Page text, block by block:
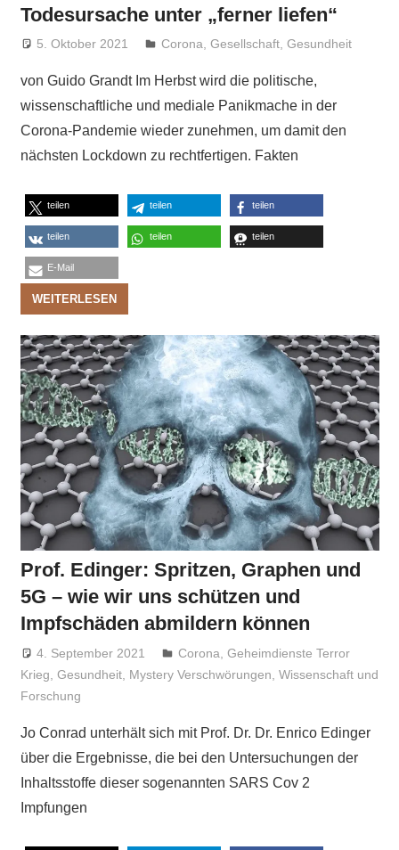
Todesursache unter „ferner liefen“
5. Oktober 2021 Niki Vogt
Corona,Gesellschaft,Gesundheit
von Guido Grandt Im Herbst wird die politische,
wissenschaftliche und mediale Panikmache in der
Corona-Pandemie wieder zunehmen, um damit den
nächsten Lockdown zu rechtfertigen. Fakten
teilen teilen teilen
teilen teilen teilen
E-Mail
WEITERLESEN
Prof. Edinger: Spritzen, Graphen und
5G – wie wir uns schützen und
Impfschäden abmildern können
4. September 2021 Niki Vogt
Corona ,Geheimdienste Terror
Krieg Gesundheit, Mystery Verschwörungen Wissenschaft und
Forschung
Jo Conrad unterhält sich mit Prof. Dr. Dr. Enrico Edinger
über die Ergebnisse, die bei den Untersuchungen der
Inhaltsstoffe dieser sogenannten SARS Cov 2
Impfungen